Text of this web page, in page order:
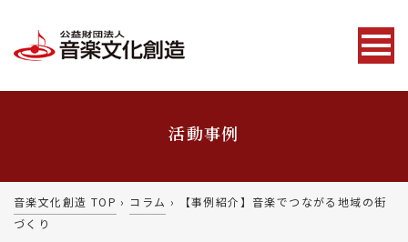
活動事例
音楽文化創造 TOP › コラム ›
【事例紹介】音楽でつながる地域の街
づくり